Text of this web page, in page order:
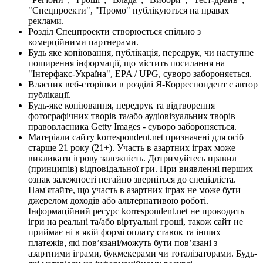
"Спецпроекти", "Промо" публікуються на правах
реклами.
Розділ Спецпроекти створюється спільно з
комерційними партнерами.
Будь яке копіювання, публікація, передрук, чи наступне
поширення інформації, що містить посилання на
"Інтерфакс-Україна", EPA / UPG, суворо забороняється.
Власник веб-сторінки в розділі Я-Корреспондент є автор
публікації.
Будь-яке копіювання, передрук та відтворення
фотографічних творів та/або аудіовізуальних творів
правовласника Getty Images - суворо забороняється.
Матеріали сайту korrespondent.net призначені для осіб
старше 21 року (21+). Участь в азартних іграх може
викликати ігрову залежність. Дотримуйтесь правил
(принципів) відповідальної гри. При виявленні перших
ознак залежності негайно зверніться до спеціаліста.
Пам'ятайте, що участь в азартних іграх не може бути
джерелом доходів або альтернативою роботі.
Інформаційний ресурс korrespondent.net не проводить
ігри на реальні та/або віртуальні гроші, також сайт не
приймає ні в якій формі оплату ставок та інших
платежів, які пов’язані/можуть бути пов’язані з
азартними іграми, букмекерами чи тоталізаторами. Будь-